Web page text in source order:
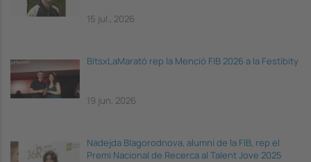
15 jul., 2026
BitsxLaMarató rep la Menció FIB 2026 a la Festibity
19 jun, 2026
Nadejda Blagorodnova, alumni de la FIB, rep el
Premi Nacional de Recerca al Talent Jove 2025